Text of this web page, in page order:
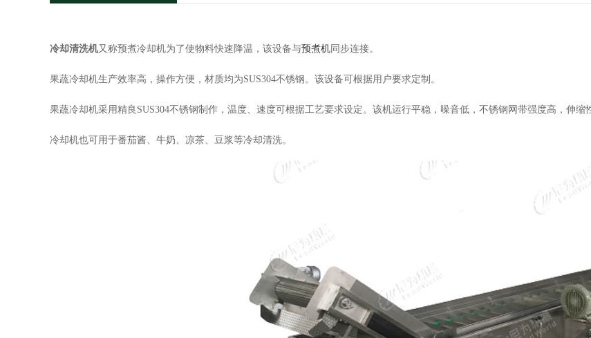
冷却清洗机又称预煮冷却机为了使物料快速降温，该设备与预煮机 同步连接。
果蔬冷却机生产效率高，操作方便，材质均为SUS304不锈钢。该设备可根据用户要求定制。
果蔬冷却机采用精良SUS304不锈钢制作，温度、速度可根据工艺要求设定。该机运行平稳，噪音低，不锈钢网带强度高，伸缩
冷却机也可用于番茄酱、牛奶、凉茶、豆浆等冷却清洗。